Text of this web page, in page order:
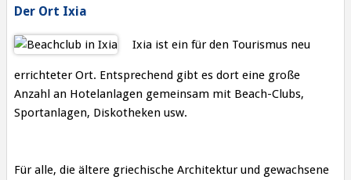
Der Ort Ixia
Ixia ist ein für den Tourismus neu
errichteter Ort. Entsprechend gibt es dort eine große
Anzahl an Hotelanlagen gemeinsam mit Beach-Clubs,
Sportanlagen, Diskotheken usw.
Für alle, die ältere griechische Architektur und gewachsene